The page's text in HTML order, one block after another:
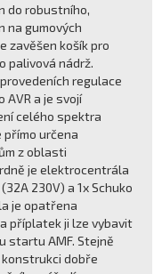
do robustního,
na gumových
zavěšen košík pro
palivová nádrž.
regulace
AVR a je svojí
celého spektra
určena
z oblasti
je elektrocentrála
230V) a 1x Schuko
je opatřena
příplatek ji lze vybavit
startu AMF. Stejně
dobře